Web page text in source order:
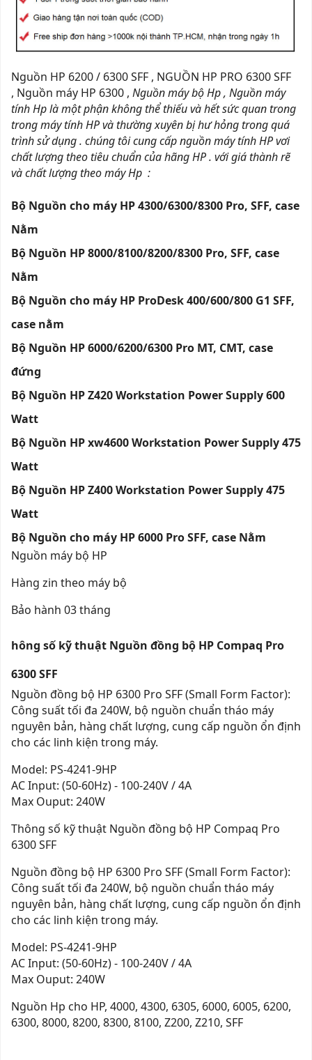
Nguồn HP 6200 / 6300 SFF , NGUỒN HP PRO 6300 SFF
, Nguồn máy HP 6300 , Nguồn máy bộ Hp , Nguồn máy
tính Hp là một phận không thể thiếu và hết sức quan trong
trong máy tính HP và thường xuyên bị hư hỏng trong quá
trình sử dụng . chúng tôi cung cấp nguồn máy tính HP vơi
chất lượng theo tiêu chuẩn của hãng HP . với giá thành rẽ
và chất lượng theo máy Hp :
Bộ Nguồn cho máy HP 4300/6300/8300 Pro, SFF, case
Nằm
Bộ Nguồn HP 8000/8100/8200/8300 Pro, SFF, case
Nằm
Bộ Nguồn cho máy HP ProDesk 400/600/800 G1 SFF,
case nằm
Bộ Nguồn HP 6000/6200/6300 Pro MT, CMT, case
đứng
Bộ Nguồn HP Z420 Workstation Power Supply 600
Watt
Bộ Nguồn HP xw4600 Workstation Power Supply 475
Watt
Bộ Nguồn HP Z400 Workstation Power Supply 475
Watt
Bộ Nguồn cho máy HP 6000 Pro SFF, case Nằm
Nguồn máy bộ HP
Hàng zin theo máy bộ
Bảo hành 03 tháng
hông số kỹ thuật Nguồn đồng bộ HP Compaq Pro
6300 SFF
Nguồn đồng bộ HP 6300 Pro SFF (Small Form Factor):
Công suất tối đa 240W, bộ nguồn chuẩn tháo máy
nguyên bản, hàng chất lượng, cung cấp nguồn ổn định
cho các linh kiện trong máy.
Model: PS-4241-9HP
AC Input: (50-60Hz) - 100-240V / 4A
Max Ouput: 240W
Thông số kỹ thuật Nguồn đồng bộ HP Compaq Pro
6300 SFF
Nguồn đồng bộ HP 6300 Pro SFF (Small Form Factor):
Công suất tối đa 240W, bộ nguồn chuẩn tháo máy
nguyên bản, hàng chất lượng, cung cấp nguồn ổn định
cho các linh kiện trong máy.
Model: PS-4241-9HP
AC Input: (50-60Hz) - 100-240V / 4A
Max Ouput: 240W
Nguồn Hp cho HP, 4000, 4300, 6305, 6000, 6005, 6200,
6300, 8000, 8200, 8300, 8100, Z200, Z210, SFF